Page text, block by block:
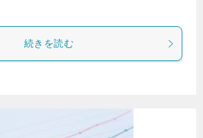
続きを読む